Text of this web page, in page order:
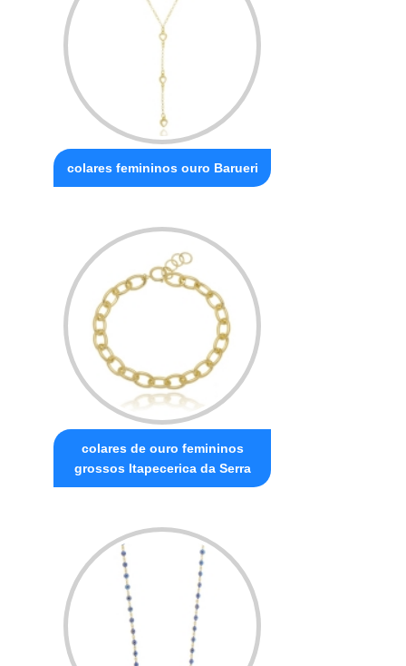
colares femininos ouro Barueri
colares de ouro femininos
grossos Itapecerica da Serra